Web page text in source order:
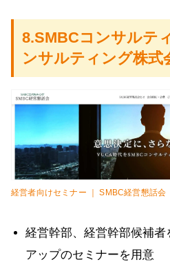
8.SMBCコンサルテ
ンサルティング株式
経営者向けセミナー ｜ SMBC経営懇話会
経営幹部、経営幹部候補
アップのセミナーを用意